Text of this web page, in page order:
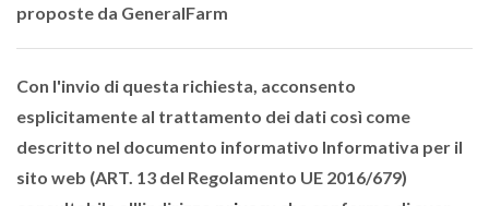
proposte da GeneralFarm
Con l'invio di questa richiesta, acconsento
esplicitamente al trattamento dei dati così come
descritto nel documento informativo Informativa per il
sito web (ART. 13 del Regolamento UE 2016/679)